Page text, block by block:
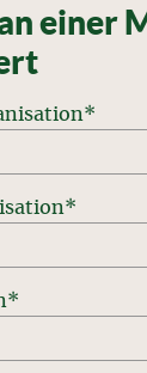
einer
*
*
*